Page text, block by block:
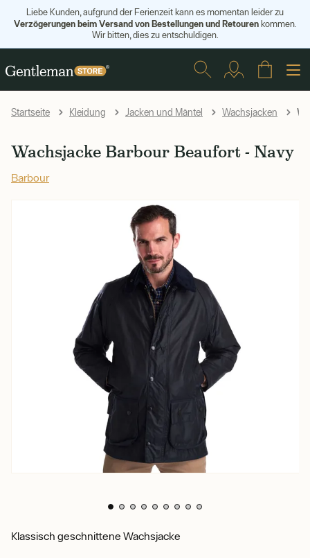
Liebe Kunden, aufgrund der Ferienzeit kann es momentan leider zu
Verzögerungen beim Versand von Bestellungen und Retourenkommen.
Wir bitten, dies zu entschuldigen.
Startseite Kleidung Jacken und Mäntel Wachsjacken
Wachsjacke Barbour Beaufort - Navy
Barbour
Klassisch geschnittene Wachsjacke